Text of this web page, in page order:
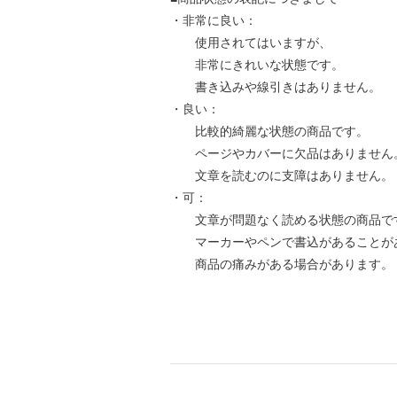
・非常に良い：
使用されてはいますが、
非常にきれいな状態です。
書き込みや線引きはありません。
・良い：
比較的綺麗な状態の商品です。
ページやカバーに欠品はありません
文章を読むのに支障はありません。
・可：
文章が問題なく読める状態の商品で
マーカーやペンで書込があることが
商品の痛みがある場合があります。